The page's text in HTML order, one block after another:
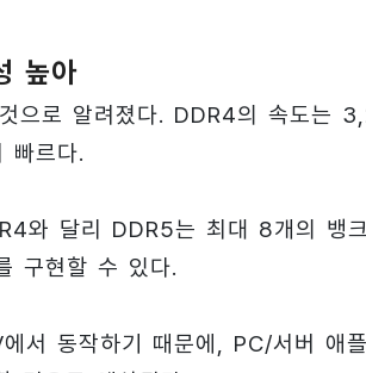
높아
으로 알려졌다. DDR4의 속도는
르다.
와 달리 DDR5는 최대 8개의 뱅
구현할 수 있다.
서 동작하기 때문에, PC/서버 애